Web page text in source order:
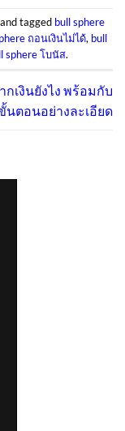
and tagged bull sphere
ถอนเงินไม่ได้, bull
sphere โบนัส.
กเงินยังไง พร้อมกับ
นตอนอย่างละเอียด